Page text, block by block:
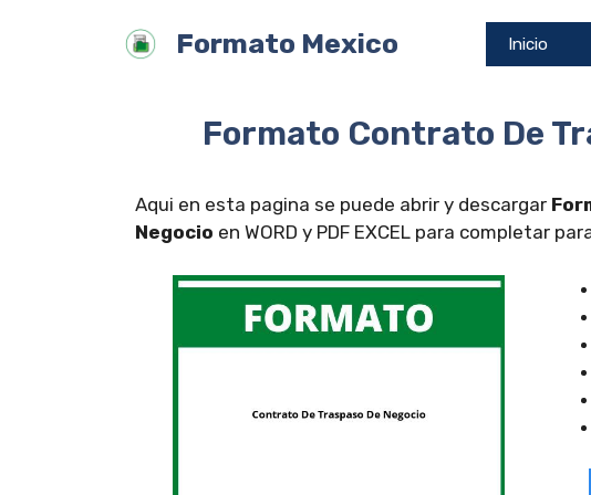
Formato Mexico Inicio
Formato Contrato De
Aqui en esta pagina se puede abrir y descargar
Negocio en WORD y PDF EXCEL para completar